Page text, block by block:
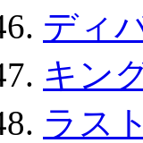
ディ
キン
ラス